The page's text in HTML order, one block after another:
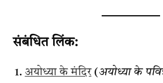
संबंधित लिंक:
अयोध्या के मंदिर( अयोध्या के